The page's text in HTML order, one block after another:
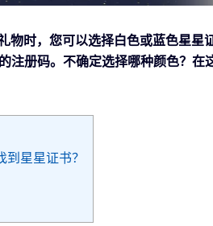
物时，您可以选择白色或蓝色星星
注册码。不确定选择哪种颜色？
星星证书？